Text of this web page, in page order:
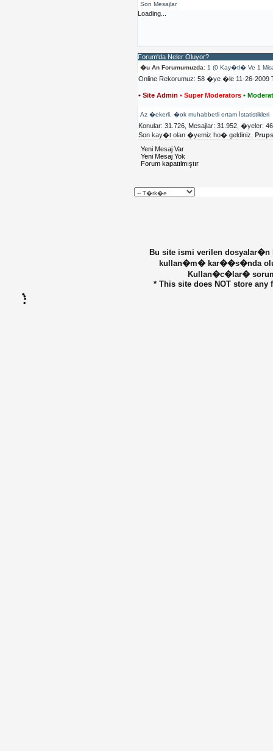
Son Mesajlar
Loading...
Forum'da Neler Oluyor?
�u An Forumumuzda: 1 (0 Kay�tl� Ve 1
Online Rekorumuz: 58 �ye �le 11-26-
• Site Admin • Super Moderators •
Az �ekerli, �ok muhabbetli ortam İstatistikleri
Konular: 31.726, Mesajlar: 31.952, �yeler:
Son kay�t olan �yemiz ho� geldiniz,
Yeni Mesaj Var
Yeni Mesaj Yok
Forum kapatılmıştır
Bu site ismi verilen
kullan�m� kar��s�nda
Kullan�c�lar�
* This site does NOT store